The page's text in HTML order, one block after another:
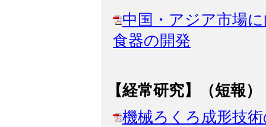
中国・アジア市場
食器の開発
【経常研究】（短報）
機械ろくろ成形技